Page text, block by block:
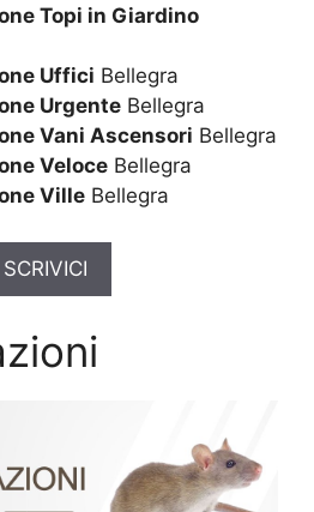
Topi in Giardino
Uffici Bellegra
Urgente Bellegra
Vani Ascensori Bellegra
Veloce Bellegra
Ville Bellegra
SCRIVICI